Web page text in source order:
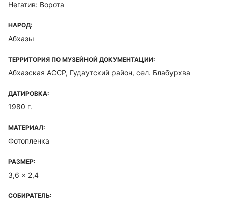
Негатив: Ворота
НАРОД:
Абхазы
ТЕРРИТОРИЯ ПО МУЗЕЙНОЙ ДОКУМЕНТАЦИИ:
Абхазская ACCP, Гудаутский район, сел. Блабурхва
ДАТИРОВКА:
1980 г.
МАТЕРИАЛ:
Фотопленка
РАЗМЕР:
3,6 x 2,4
СОБИРАТЕЛЬ: